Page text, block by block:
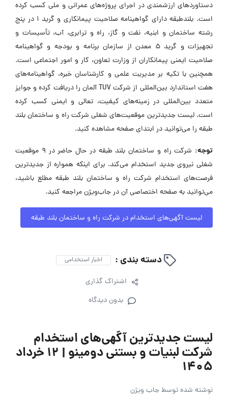
دستاوردهای ارزشمندی در اجرای پروژه‌های عمرانی و ملی کسب کرده
است. بلندطبقه دارای گواهینامه صلاحیت پیمانکاری و گرید 1 در پنج
رشته ساختمان و ابنیه، نفت و گاز، راه و ترابری، آب، تأسیسات و
تجهیزات و گرید 5 معدن از سازمان برنامه و بودجه و گواهینامه
صلاحیت ایمنی پیمانکاران از وزارت تعاون، کار و امور اجتماعی است.
همچنین با تکیه بر مدیریت علمی و کارشناسان خبره، گواهینامه‌های
هفت استاندارد بین‌المللی از شرکت TUV آلمان را دریافت کرده و جوایز
متعدد بین‌المللی در زمینه‌های کیفیت، تعالی و ایمنی کسب کرده
است. لیست جدیدترین موقعیت‌های شغلی شرکت راه و ساختمان بلند
طبقه را می‌توانید در ابتدای صفحه مشاهده کنید.
توجه:
شرکت راه و ساختمان بلند طبقه در حال حاضر در ۹ موقعیت
شغلی نیروی جدید استخدام می‌کند. برای اینکه همواره از جدیدترین
فرصت‌های استخدام شرکت راه و ساختمان بلند طبقه مطلع باشید،
می‌توانید به صفحه اختصاصی آن در جاب‌ویژن مراجعه کنید.
لیست آگهی‌های استخدام در شرکت راه و ساختمان بلند طبقه
دسته بندی : اخبار استخدامی
اشتراک گذاری
بدون دیدگاه
لیست جدیدترین آگهی‌های استخدام
شرکت لبنیات و بستنی دومینو | ۱۲ خرداد
۱۴۰۵
نوشته شده توسطجاب ویژن